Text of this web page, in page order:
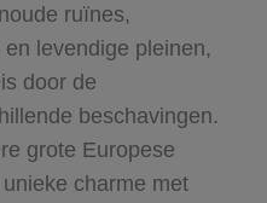
ruïnes,
levendige pleinen,
door de
beschavingen.
grote Europese
charme met